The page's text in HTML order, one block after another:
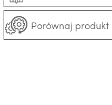
Porównaj produkt